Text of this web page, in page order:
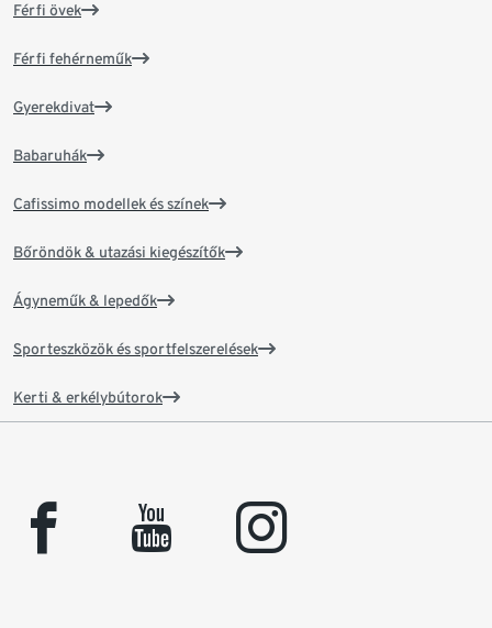
Férfi övek
Férfi fehérneműk
Gyerekdivat
Babaruhák
Cafissimo modellek és színek
Bőröndök & utazási kiegészítők
Ágyneműk & lepedők
Sporteszközök és sportfelszerelések
Kerti & erkélybútorok
facebook youtube instagram